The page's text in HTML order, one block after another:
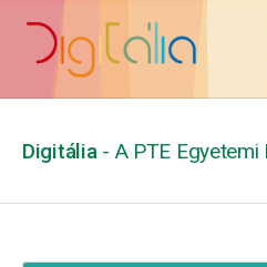
Digitália - A PTE